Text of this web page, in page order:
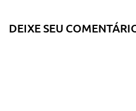
DEIXE SEU